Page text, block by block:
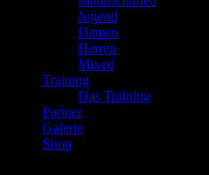
Jugend
Damen
Herren
Mixed
Training
Das Training
Partner
Galerie
Shop